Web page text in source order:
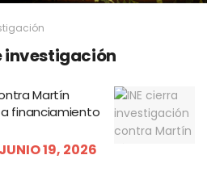
investigación
Martín
financiamiento
JUNIO 19, 2026